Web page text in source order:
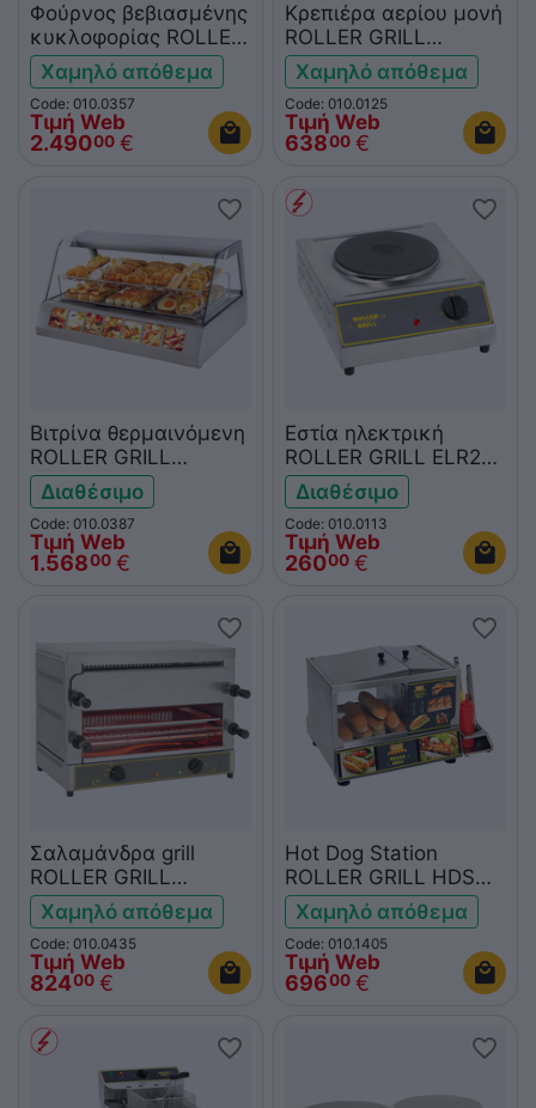
Φούρνος βεβιασμένης
κυκλοφορίας ROLLER
GRILL FC110EG grill
Χαμηλό απόθεμα
Code: 010.0357
Τιμή Web
2.49000 €
Κρεπιέρα αερίου μονή
ROLLER GRILL
CSG400
Χαμηλό απόθεμα
Code: 010.0125
Τιμή Web
63800 €
Βιτρίνα θερμαινόμενη
ROLLER GRILL
VVC1200
Διαθέσιμο
Code: 010.0387
Τιμή Web
1.56800 €
Εστία ηλεκτρική
ROLLER GRILL ELR2
μονή
Διαθέσιμο
Code: 010.0113
Τιμή Web
26000 €
Σαλαμάνδρα grill
ROLLER GRILL
TS3270
Χαμηλό απόθεμα
Code: 010.0435
Τιμή Web
82400 €
Hot Dog Station
ROLLER GRILL HDS
60Χαμηλό απόθεμα
Code: 010.1405
Τιμή Web
69600 €